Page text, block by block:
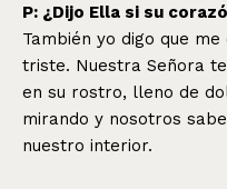
P: ¿Dijo Ella si su
También yo digo que
triste. Nuestra Señora
en su rostro, lleno de
mirando y nosotros
nuestro interior.